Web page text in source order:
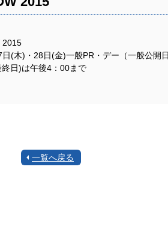
2015
(木)・28日(金)一般PR・デー（一般公開
日)は午後4：00まで
一覧へ戻る